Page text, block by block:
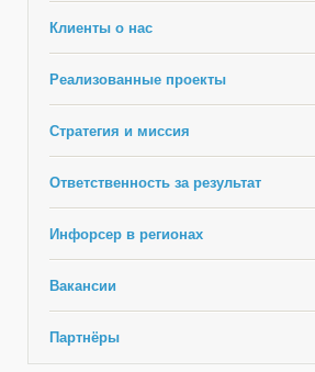
Клиенты о нас
Реализованные проекты
Стратегия и миссия
Ответственность за результат
Инфорсер в регионах
Вакансии
Партнёры